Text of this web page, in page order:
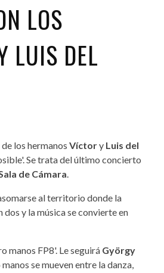
LOS
LUIS DEL
de los hermanos Víctory Luis del
Se trata del último concierto
de Cámara
al territorio donde la
dos y la música se convierte en
manos FP8'. Le seguirá György
se mueven entre la danza,